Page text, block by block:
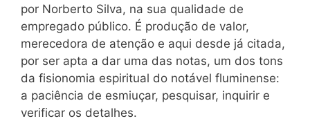
por Norberto Silva, na sua qualidade de
empregado público. É produção de valor,
merecedora de atenção e aqui desde já citada,
por ser apta a dar uma das notas, um dos tons
da fisionomia espiritual do notável fluminense:
a paciência de esmiuçar, pesquisar, inquirir e
verificar os detalhes.